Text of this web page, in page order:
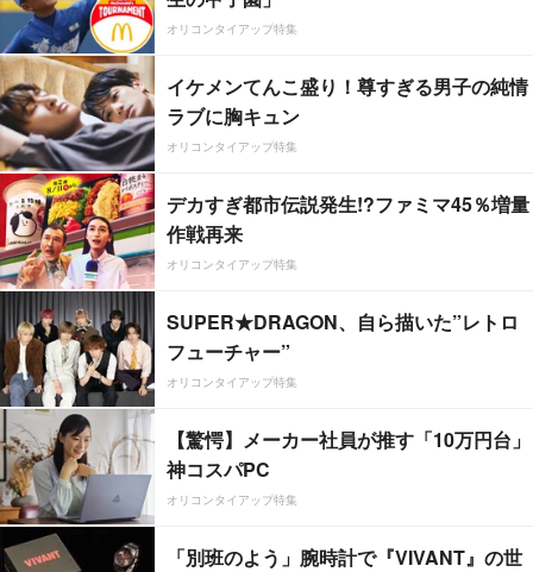
オリコンタイアップ特集
イケメンてんこ盛り！尊すぎる男子の純情
ラブに胸キュン
オリコンタイアップ特集
デカすぎ都市伝説発生!?ファミマ45％増量
作戦再来
オリコンタイアップ特集
SUPER★DRAGON、自ら描いた”レトロ
フューチャー”
オリコンタイアップ特集
【驚愕】メーカー社員が推す「10万円台」
神コスパPC
オリコンタイアップ特集
「別班のよう」腕時計で『VIVANT』の世